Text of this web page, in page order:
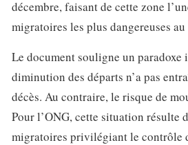
décembre, faisant de cette zone
migratoires les plus dangereuses au
Le document souligne un paradoxe
diminution des départs n’a pas
décès. Au contraire, le risque de
Pour l’ONG, cette situation résulte
migratoires privilégiant le contrôle